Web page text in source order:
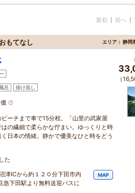
最初 前へ
もてなし エリア： 静岡
呂 掛け流し
ーチまで車で15分程。「山里の武家屋
の繊細で柔らかな佇まい。ゆっくりと時
日本の情緒。静かで優美なひと時をどう
た
津ICから約１２０分下田市内
急下田駅より無料送迎バスに
MAP
（